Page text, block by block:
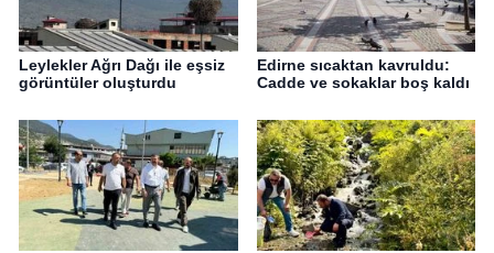
Leylekler Ağrı Dağı ile eşsiz
görüntüler oluşturdu
Edirne sıcaktan kavruldu:
Cadde ve sokaklar boş kaldı